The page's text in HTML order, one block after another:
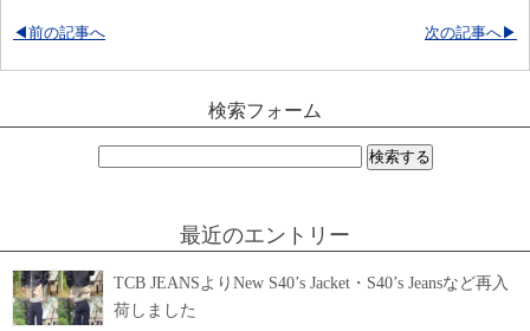
次の記事へ▶
◀前の記事へ
検索フォーム
最近のエントリー
TCB JEANSよりNew S40’s Jacket・S40’s Jeansなど再入
荷しました